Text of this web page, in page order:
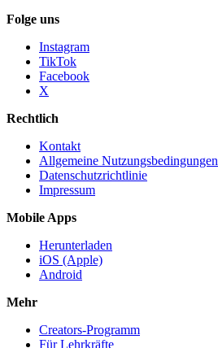
Folge uns
Instagram
TikTok
Facebook
X
Rechtlich
Kontakt
Allgemeine Nutzungsbedingungen
Datenschutzrichtlinie
Impressum
Mobile Apps
Herunterladen
iOS (Apple)
Android
Mehr
Creators-Programm
Für Lehrkräfte